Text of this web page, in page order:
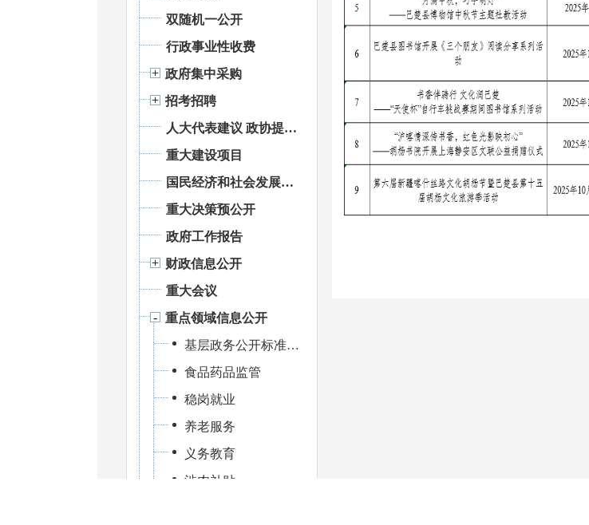
双随机一公开
行政事业性收费
政府集中采购
招考招聘
人大代表建议 政协提案办理
重大建设项目
国民经济和社会发展统计信息
重大决策预公开
政府工作报告
财政信息公开
重大会议
重点领域信息公开
基层政务公开标准化规范化建设
食品药品监管
稳岗就业
养老服务
义务教育
涉农补贴